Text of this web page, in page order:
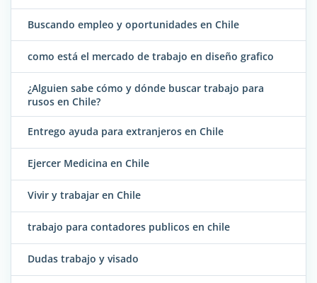
Buscando empleo y oportunidades en Chile
como está el mercado de trabajo en diseño grafico
¿Alguien sabe cómo y dónde buscar trabajo para
rusos en Chile?
Entrego ayuda para extranjeros en Chile
Ejercer Medicina en Chile
Vivir y trabajar en Chile
trabajo para contadores publicos en chile
Dudas trabajo y visado